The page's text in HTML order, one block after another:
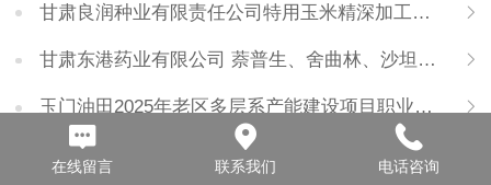
甘肃良润种业有限责任公司特用玉米精深加工生产线建设项目职业病危害控制效果评价报告
甘肃东港药业有限公司 萘普生、舍曲林、沙坦类等原料药和中间体以及香精香料项目（一期项目）年产6000吨萘甲醚、500吨萘乙醚、1500吨乙酰萘生产线 职业病危害现状评价报告
玉门油田2025年老区多层系产能建设项目职业病危害现状评价报告
在线留言 联系我们 电话咨询